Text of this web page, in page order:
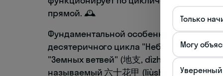
прямой. 🕰️
Фундаментальной особенностью этой
десятеричного цикла "Небесных
"Земных ветвей" (地支, dìzhī). При их
называемый 六十花甲 (liùshí huājiǎ) —
Только
Могу